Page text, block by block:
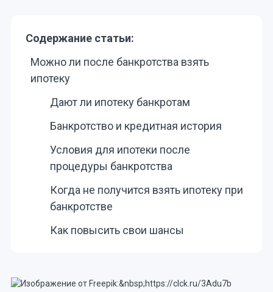
Содержание статьи:
Можно ли после банкротства взять
ипотеку
Дают ли ипотеку банкротам
Банкротство и кредитная история
Условия для ипотеки после
процедуры банкротства
Когда не получится взять ипотеку при
банкротстве
Как повысить свои шансы